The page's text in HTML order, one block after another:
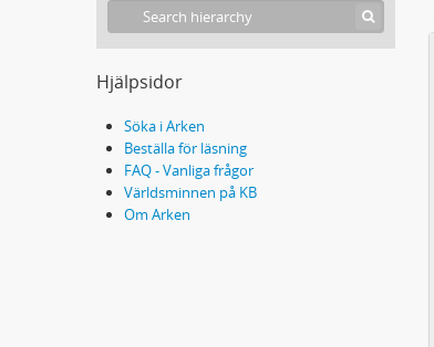
Hjälpsidor
Söka i Arken
Beställa för läsning
FAQ - Vanliga frågor
Världsminnen på KB
Om Arken